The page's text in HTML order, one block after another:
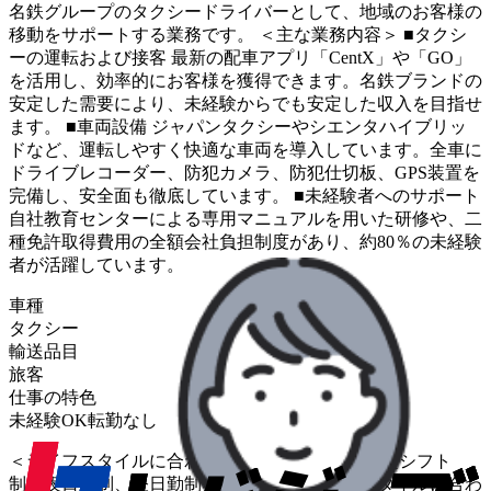
名鉄グループのタクシードライバーとして、地域のお客様の
移動をサポートする業務です。 ＜主な業務内容＞ ■タクシ
ーの運転および接客 最新の配車アプリ「CentX」や「GO」
を活用し、効率的にお客様を獲得できます。名鉄ブランドの
安定した需要により、未経験からでも安定した収入を目指せ
ます。 ■車両設備 ジャパンタクシーやシエンタハイブリッ
ドなど、運転しやすく快適な車両を導入しています。全車に
ドライブレコーダー、防犯カメラ、防犯仕切板、GPS装置を
完備し、安全面も徹底しています。 ■未経験者へのサポート
自社教育センターによる専用マニュアルを用いた研修や、二
種免許取得費用の全額会社負担制度があり、約80％の未経験
者が活躍しています。
車種
タクシー
輸送品目
旅客
仕事の特色
未経験OK転勤なし
＜ライフスタイルに合わせた柔軟な働き方＞ 固定シフト
制、夜日勤制、昼日勤制など、個々のライフスタイルに合わ